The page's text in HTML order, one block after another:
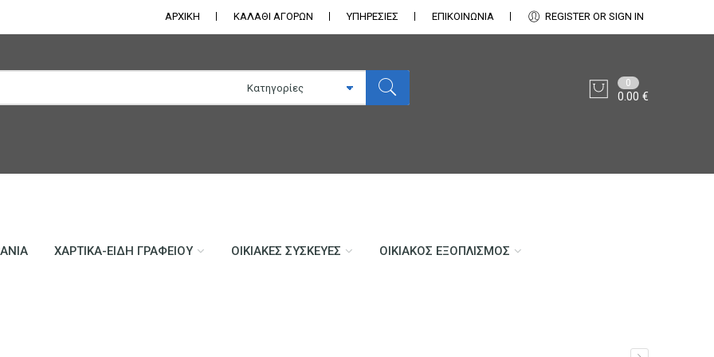
ΑΡΧΙΚΗ ΚΑΛΑΘΙ ΑΓΟΡΩΝ ΥΠΗΡΕΣΙΕΣ ΕΠΙΚΟΙΝΩΝΊΑ REGISTER OR SIGN IN
0
0.00€
ΧΑΡΤΙΚΆ-ΕΊΔΗ ΓΡΑΦΕΊΟΥ ΟΙΚΙΑΚΈΣ ΣΥΣΚΕΥΈΣ ΟΙΚΙΑΚΌΣ ΕΞΟΠΛΙΣΜΌΣ